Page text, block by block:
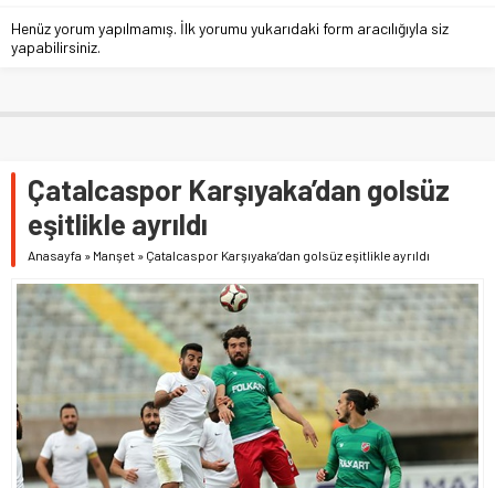
Henüz yorum yapılmamış. İlk yorumu yukarıdaki form aracılığıyla siz
yapabilirsiniz.
Çatalcaspor Karşıyaka’dan golsüz
eşitlikle ayrıldı
Anasayfa » Manşet » Çatalcaspor Karşıyaka’dan golsüz eşitlikle ayrıldı